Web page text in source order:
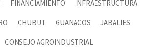
FINANCIAMIENTO INFRAESTRUCTURA
CHUBUT GUANACOS JABALÍES
CONSEJO AGROINDUSTRIAL